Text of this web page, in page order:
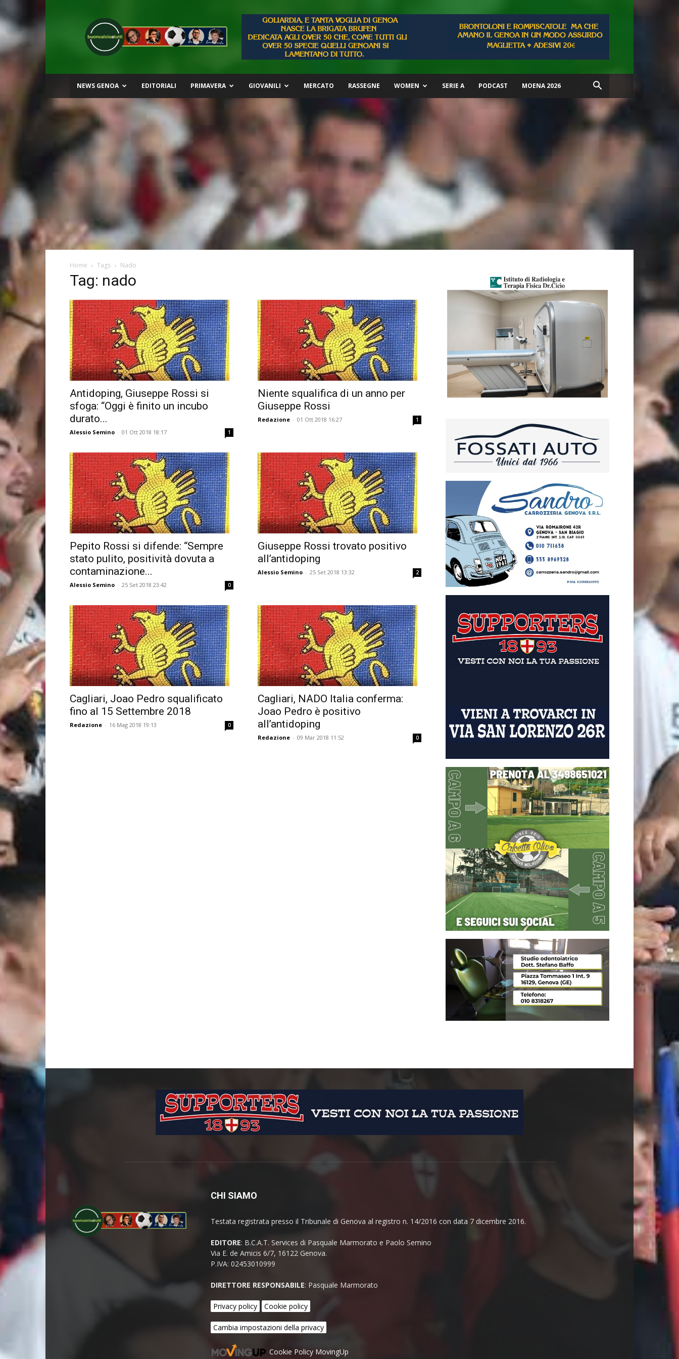
Buon
Calcio
a
Tutti
NEWS GENOA EDITORIALI PRIMAVERA GIOVANILI MERCATO RASSEGNE WOMEN SERIE A PODCAST MOENA 2026
Home Tags Nado
Tag: nado
Antidoping, Giuseppe Rossi si
sfoga: “Oggi è finito un incubo
durato...
Alessio Semino - 01 Ott 2018 18:17 1
Niente squalifica di un anno per
Giuseppe Rossi
Redazione - 01 Ott 2018 16:27 1
Pepito Rossi si difende: “Sempre
stato pulito, positività dovuta a
contaminazione...
Alessio Semino - 25 Set 2018 23:42 0
Giuseppe Rossi trovato positivo
all’antidoping
Alessio Semino - 25 Set 2018 13:32 2
Cagliari, Joao Pedro squalificato
fino al 15 Settembre 2018
Redazione - 16 Mag 2018 19:13 0
Cagliari, NADO Italia conferma:
Joao Pedro è positivo
all’antidoping
Redazione - 09 Mar 2018 11:52 0
CHI SIAMO
Testata registrata presso il Tribunale di Genova al registro n. 14/2016 con data 7 dicembre 2016.
EDITORE: B.C.A.T. Services di Pasquale Marmorato e Paolo Semino
Via E. de Amicis 6/7, 16122 Genova.
P.IVA: 02453010999
DIRETTORE RESPONSABILE: Pasquale Marmorato
Privacy policy Cookie policy
Cambia impostazioni della privacy
Cookie Policy MovingUp